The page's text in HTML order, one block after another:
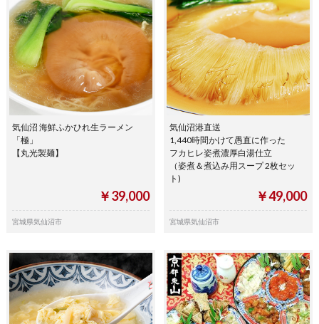
気仙沼 海鮮ふかひれ生ラーメン
「極」
【丸光製麺】
￥39,000
宮城県気仙沼市
気仙沼港直送
1,440時間かけて愚直に作った
フカヒレ姿煮濃厚白湯仕立
（姿煮＆煮込み用スープ 2枚セッ
ト)
￥49,000
宮城県気仙沼市